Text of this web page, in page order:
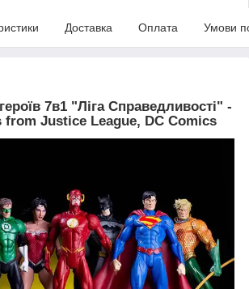
Доставка Оплата Умови
7в1 "Ліга Справедливості" -
from Justice League, DC Comics